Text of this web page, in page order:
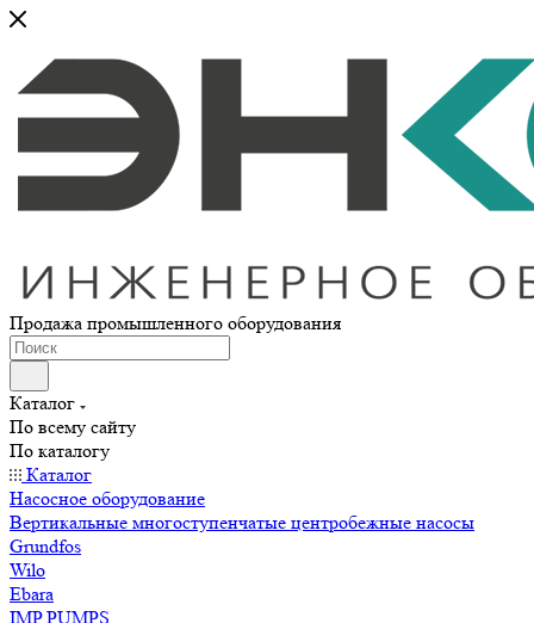
Продажа промышленного оборудования
Каталог
По всему сайту
По каталогу
Каталог
Насосное оборудование
Вертикальные многоступенчатые центробежные насосы
Grundfos
Wilo
Ebara
IMP PUMPS